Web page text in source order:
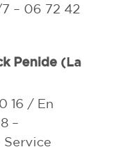
– 06 72 42
Penide (La
16 / En
–
Service